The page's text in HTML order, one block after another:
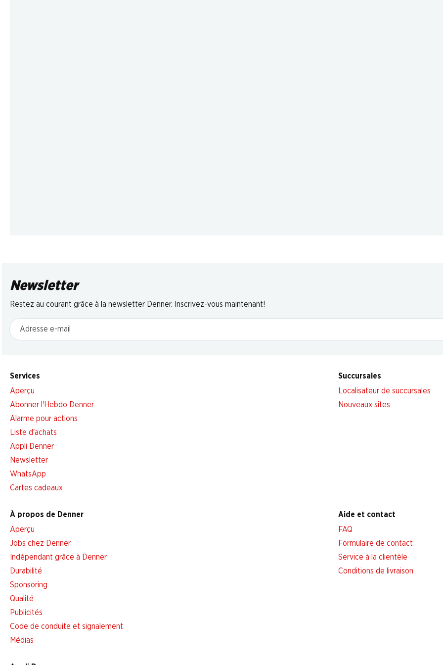
Newsletter
Restez au courant grâce à la newsletter Denner. Inscrivez-vous maintenant!
Adresse e-mail
Services
Aperçu
Abonner l'Hebdo Denner
Alarme pour actions
Liste d'achats
Appli Denner
Newsletter
WhatsApp
Cartes cadeaux
Succursales
Localisateur de succursales
Nouveaux sites
À propos de Denner
Aperçu
Jobs chez Denner
Indépendant grâce à Denner
Durabilité
Sponsoring
Qualité
Publicités
Code de conduite et signalement
Médias
Aide et contact
FAQ
Formulaire de contact
Service à la clientèle
Conditions de livraison